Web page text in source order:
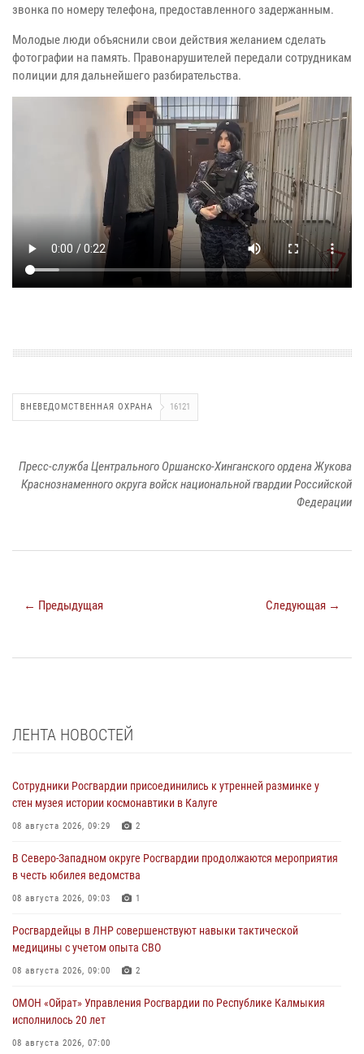
звонка по номеру телефона, предоставленного задержанным.
Молодые люди объяснили свои действия желанием сделать
фотографии на память. Правонарушителей передали сотрудникам
полиции для дальнейшего разбирательства.
ВНЕВЕДОМСТВЕННАЯ ОХРАНА 16121
Пресс-служба Центрального Оршанско-Хинганского ордена Жукова
Краснознаменного округа войск национальной гвардии Российской
Федерации
← Предыдущая Следующая →
ЛЕНТА НОВОСТЕЙ
Сотрудники Росгвардии присоединились к утренней разминке у
стен музея истории космонавтики в Калуге
08 августа 2026, 09:29 2
В Северо-Западном округе Росгвардии продолжаются мероприятия
в честь юбилея ведомства
08 августа 2026, 09:03 1
Росгвардейцы в ЛНР совершенствуют навыки тактической
медицины с учетом опыта СВО
08 августа 2026, 09:00 2
ОМОН «Ойрат» Управления Росгвардии по Республике Калмыкия
исполнилось 20 лет
08 августа 2026, 07:00